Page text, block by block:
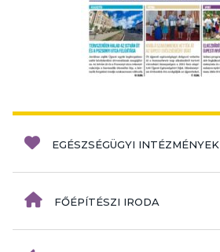
EGÉSZSÉGÜGYI INTÉZMÉNYEK
FŐÉPÍTÉSZI IRODA